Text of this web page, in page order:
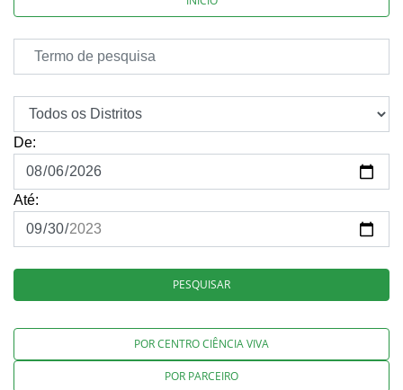
De:
Até:
PESQUISAR
POR CENTRO CIÊNCIA VIVA
POR PARCEIRO